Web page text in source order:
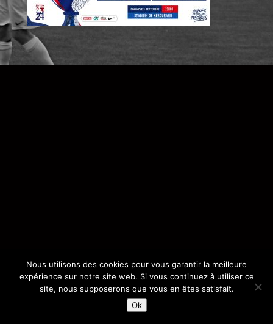
Nous utilisons des cookies pour vous garantir la meilleure
expérience sur notre site web. Si vous continuez à utiliser ce
site, nous supposerons que vous en êtes satisfait.
Ok